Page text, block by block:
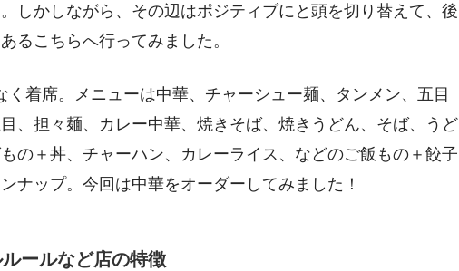
しかしながら、その辺はポジティブにと頭を切り替えて、後
るこちらへ行ってみました。
く着席。メニューは中華、チャーシュー麺、タンメン、五目
、担々麺、カレー中華、焼きそば、焼きうどん、そば、うど
の＋丼、チャーハン、カレーライス、などのご飯もの＋餃子
ナップ。今回は中華をオーダーしてみました！
ールなど店の特徴